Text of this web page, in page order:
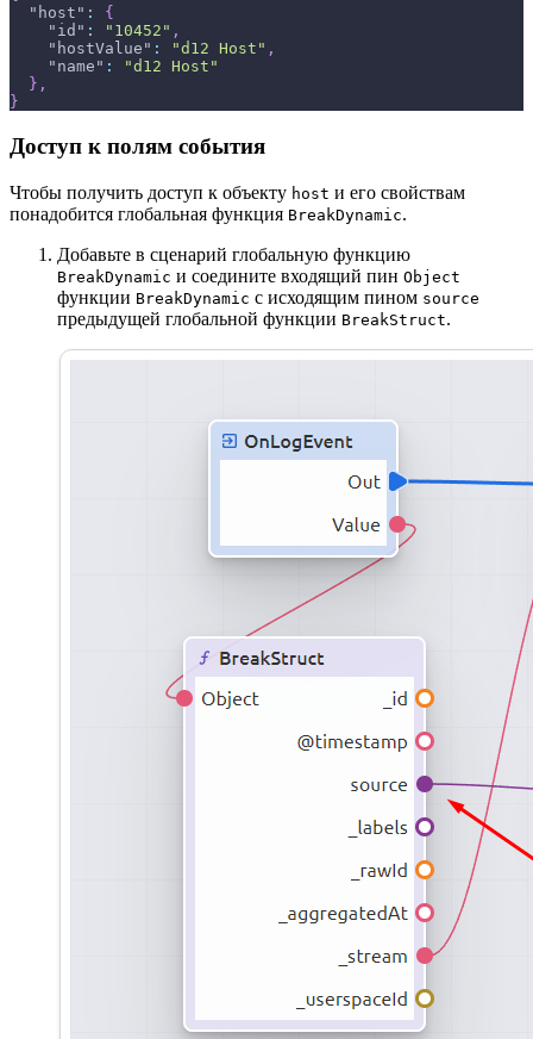
"host" :
{
"id" : "10452" ,
"hostValue" : "d12 Host" ,
"name" :
"d12 Host"
} ,
}
Доступ к полям события
Чтобы получить доступ к объекту host и его свойствам
понадобится глобальная функция BreakDynamic.
Добавьте в сценарий глобальную функцию
BreakDynamic и соедините входящий пин Object
функции BreakDynamic с исходящим пином source
предыдущей глобальной функции BreakStruct.